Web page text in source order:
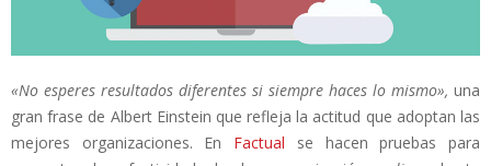
«No esperes resultados diferentes si siempre haces lo mismo», una
gran frase de Albert Einstein que refleja la actitud que adoptan las
mejores organizaciones. En Factual se hacen pruebas para